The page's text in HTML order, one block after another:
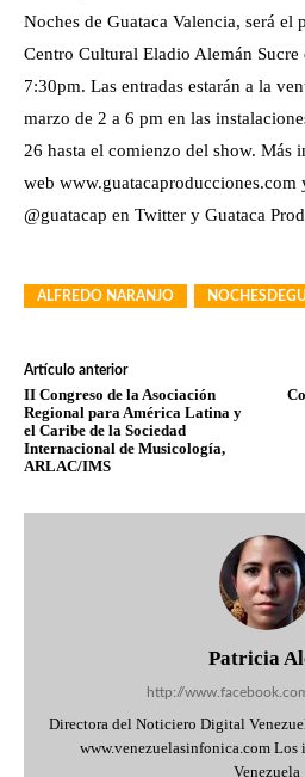
Noches de Guataca Valencia, será el
Centro Cultural Eladio Alemán Sucre
7:30pm. Las entradas estarán a la
marzo de 2 a 6 pm en las
26 hasta el comienzo del show. Más
web www.guatacaproducciones.com
@guatacap en Twitter y Guataca
ALFREDO NARANJO
Artículo anterior
II Congreso de la Asociación
Regional para América Latina y
el Caribe de la Sociedad
Internacional de Musicología,
ARLAC/IMS
Patricia
http://
Directora del Noticiero Digital
www.venezuelasinfonica.com Los
Venezuela